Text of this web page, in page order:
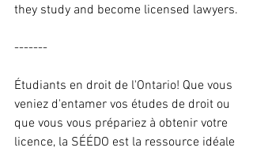
they study and become licensed lawyers.
-------
Étudiants en droit de l'Ontario! Que vous
veniez d'entamer vos études de droit ou
que vous vous prépariez à obtenir votre
licence, la SÉÉDO est la ressource idéale